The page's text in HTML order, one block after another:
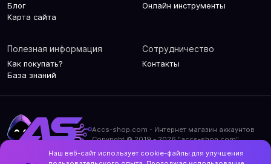
Блог
Карта сайта
Онлайн инструменты
Полезная информация
Как покупать?
База знаний
Сотрудничество
Контакты
Accs-shop.com - Интернет магазин аккаунтов
Copyright © 2019 - 2026 "accs-shop.com"
Наш веб-сайт использует cookie-файлы для улучшения